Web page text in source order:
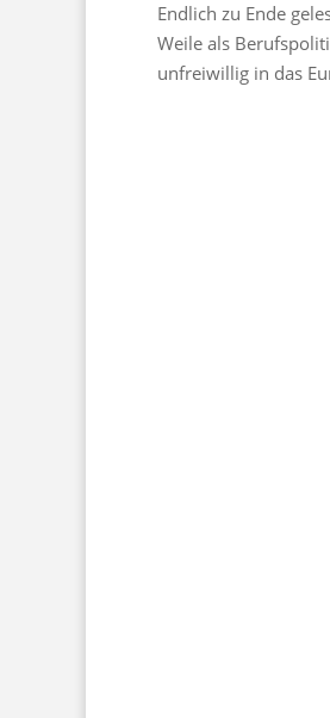
Endlich zu Ende
Weile als
unfreiwillig in das